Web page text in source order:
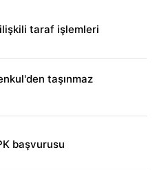
taraf işlemleri
taşınmaz
başvurusu